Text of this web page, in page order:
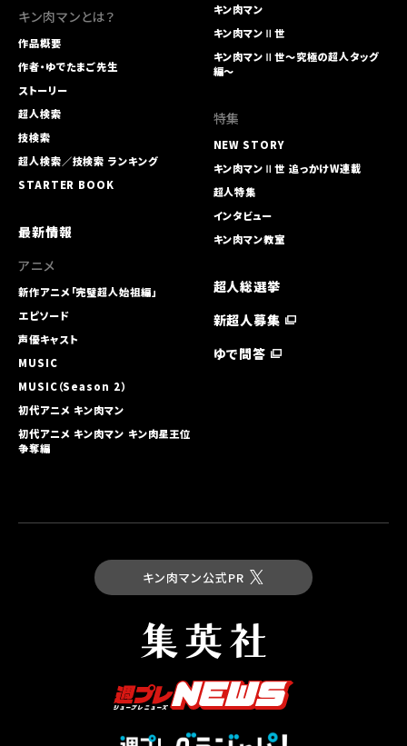
キン肉マン 第93巻
キン肉マンとは？
作品概要
作者・ゆでたまご先生
ストーリー
超人検索
技検索
超人検索／技検索 ランキング
STARTER BOOK
最新情報
アニメ
新作アニメ「完璧超人始祖編」
エピソード
声優キャスト
MUSIC
MUSIC（Season 2）
初代アニメ キン⾁マン
初代アニメ キン⾁マン キン⾁星王位
争奪編
キン肉マン
キン肉マンⅡ世
キン肉マンⅡ世～究極の超人タッグ
編～
特集
NEW STORY
キン肉マンⅡ世 追っかけW連載
超人特集
インタビュー
キン肉マン教室
超人総選挙
新超人募集
ゆで問答
キン肉マン公式PR